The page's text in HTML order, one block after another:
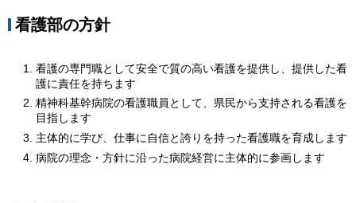
看護部の方針
看護の専門職として安全で質の高い看護を提供し、提供した看
護に責任を持ちます
精神科基幹病院の看護職員として、県民から支持される看護を
目指します
主体的に学び、仕事に自信と誇りを持った看護職を育成します
病院の理念・方針に沿った病院経営に主体的に参画します